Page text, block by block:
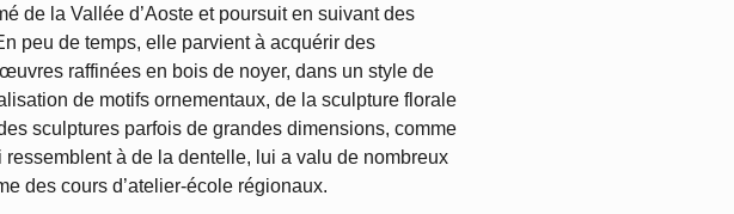
de la Vallée d’Aoste et poursuit en suivant des
peu de temps, elle parvient à acquérir des
raffinées en bois de noyer, dans un style de
de motifs ornementaux, de la sculpture florale
sculptures parfois de grandes dimensions, comme
à de la dentelle, lui a valu de nombreux
des cours d’atelier-école régionaux.